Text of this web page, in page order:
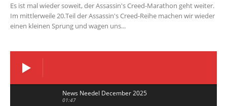
Es ist mal wieder soweit, der Assassin's Creed-Marathon geht weiter.
Im mittlerweile 20.Teil der Assassin's Creed-Reihe machen wir wieder
einen kleinen Sprung und wagen uns...
News Needel December 2025
01:47